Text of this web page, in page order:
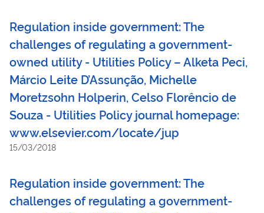
Regulation inside government: The
challenges of regulating a government-
owned utility - Utilities Policy – Alketa Peci,
Márcio Leite D’Assunção, Michelle
Moretzsohn Holperin, Celso Florêncio de
Souza - Utilities Policy journal homepage:
www.elsevier.com/locate/jup
15/03/2018
Regulation inside government: The
challenges of regulating a government-